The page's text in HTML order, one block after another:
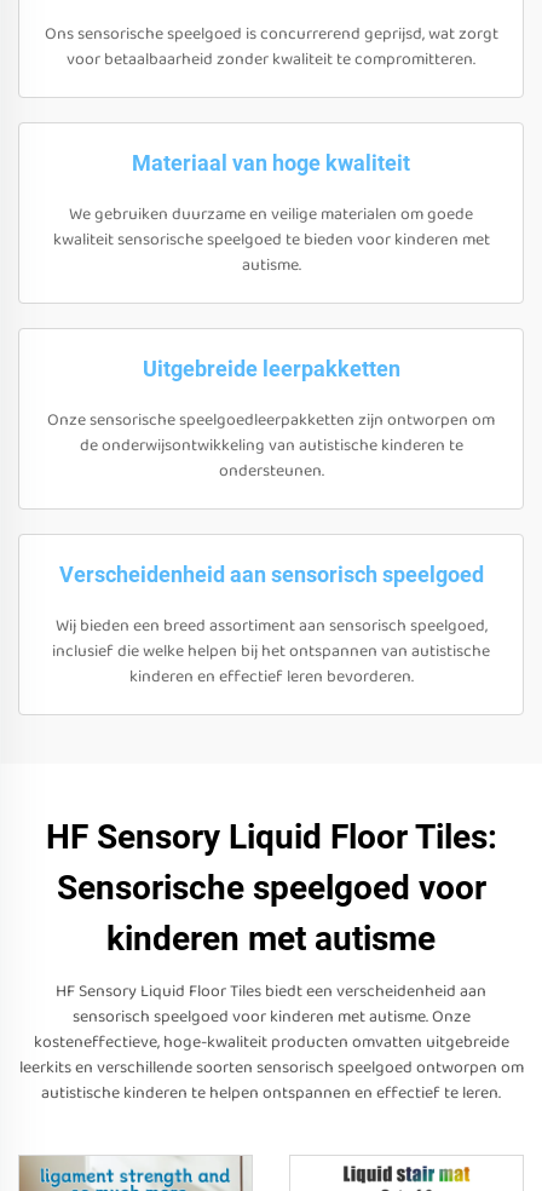
Ons sensorische speelgoed is concurrerend geprijsd, wat zorgt
voor betaalbaarheid zonder kwaliteit te compromitteren.
Materiaal van hoge kwaliteit
We gebruiken duurzame en veilige materialen om goede
kwaliteit sensorische speelgoed te bieden voor kinderen met
autisme.
Uitgebreide leerpakketten
Onze sensorische speelgoedleerpakketten zijn ontworpen om
de onderwijsontwikkeling van autistische kinderen te
ondersteunen.
Verscheidenheid aan sensorisch speelgoed
Wij bieden een breed assortiment aan sensorisch speelgoed,
inclusief die welke helpen bij het ontspannen van autistische
kinderen en effectief leren bevorderen.
HF Sensory Liquid Floor Tiles:
Sensorische speelgoed voor
kinderen met autisme
HF Sensory Liquid Floor Tiles biedt een verscheidenheid aan
sensorisch speelgoed voor kinderen met autisme. Onze
kosteneffectieve, hoge-kwaliteit producten omvatten uitgebreide
leerkits en verschillende soorten sensorisch speelgoed ontworpen om
autistische kinderen te helpen ontspannen en effectief te leren.